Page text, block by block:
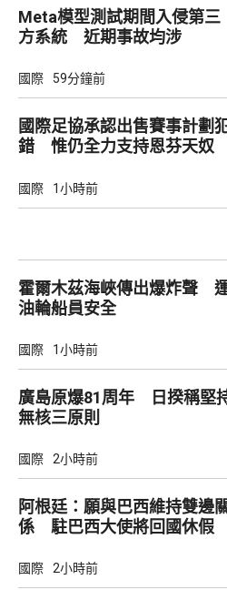
Meta模型測試期間入侵第三
方系統 近期事故均涉
國際 59分鐘前
國際足協承認出售賽事計劃
錯 惟仍全力支持恩芬天奴
國際 1小時前
霍爾木茲海峽傳出爆炸聲
油輪船員安全
國際 1小時前
廣島原爆81周年 日揆稱堅
無核三原則
國際 2小時前
阿根廷：願與巴西維持雙邊
係 駐巴西大使將回國休假
國際 2小時前